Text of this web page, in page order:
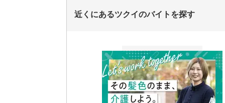
近くにあるツクイのバイトを探す